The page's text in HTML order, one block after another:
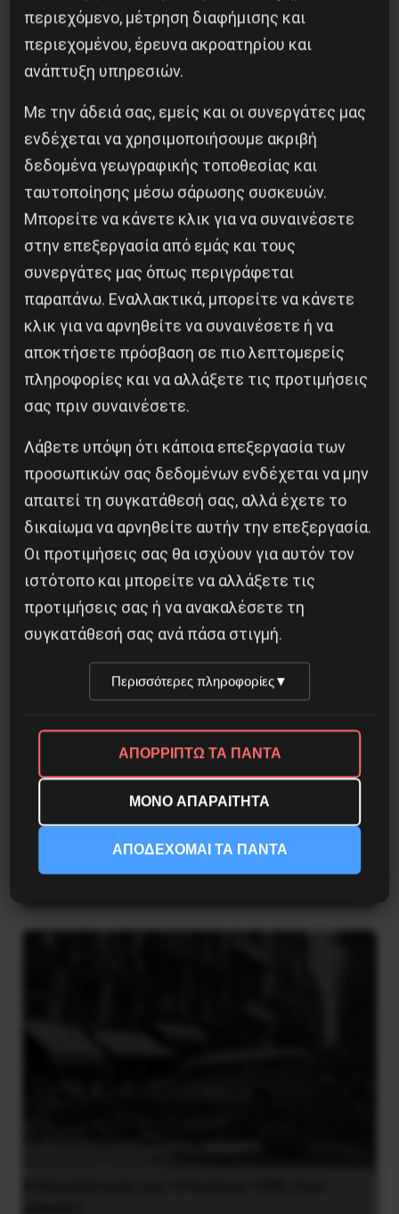
Βλαντίμιρ Τριανταφίλοφ: ο Ελληνοπόντιος
στρατιωτικός εγκέφαλος του Κόκκινου
Αντιφασιστικός Σεπτέμβρης 2026
9 Αυγούστου 2026
Στρατός 173 MEA/ΑΠ: Θητεία ή Δουλεία;
περιεχόμενο, μέτρηση διαφήμισης και
περιεχομένου, έρευνα ακροατηρίου και
ανάπτυξη υπηρεσιών.
Με την άδειά σας, εμείς και οι συνεργάτες μας
ενδέχεται να χρησιμοποιήσουμε ακριβή
δεδομένα γεωγραφικής τοποθεσίας και
ταυτοποίησης μέσω σάρωσης συσκευών.
Μπορείτε να κάνετε κλικ για να συναινέσετε
στην επεξεργασία από εμάς και τους
συνεργάτες μας όπως περιγράφεται
παραπάνω. Εναλλακτικά, μπορείτε να κάνετε
κλικ για να αρνηθείτε να συναινέσετε ή να
αποκτήσετε πρόσβαση σε πιο λεπτομερείς
πληροφορίες και να αλλάξετε τις προτιμήσεις
σας πριν συναινέσετε.
Λάβετε υπόψη ότι κάποια επεξεργασία των
προσωπικών σας δεδομένων ενδέχεται να μην
απαιτεί τη συγκατάθεσή σας, αλλά έχετε το
δικαίωμα να αρνηθείτε αυτήν την επεξεργασία.
Οι προτιμήσεις σας θα ισχύουν για αυτόν τον
ιστότοπο και μπορείτε να αλλάξετε τις
προτιμήσεις σας ή να ανακαλέσετε τη
συγκατάθεσή σας ανά πάσα στιγμή.
Περισσότερες πληροφορίες▼
ΑΠΟΡΡΙΠΤΩ ΤΑ ΠΑΝΤΑ
ΜΟΝΟ ΑΠΑΡΑΙΤΗΤΑ
ΑΠΟΔΕΧΟΜΑΙ ΤΑ ΠΑΝΤΑ